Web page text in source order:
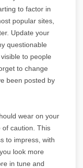
to factor in
popular sites,
Update your
questionable
to people
to change
been posted by
wear on your
of caution. This
to impress, with
look more
in tune and